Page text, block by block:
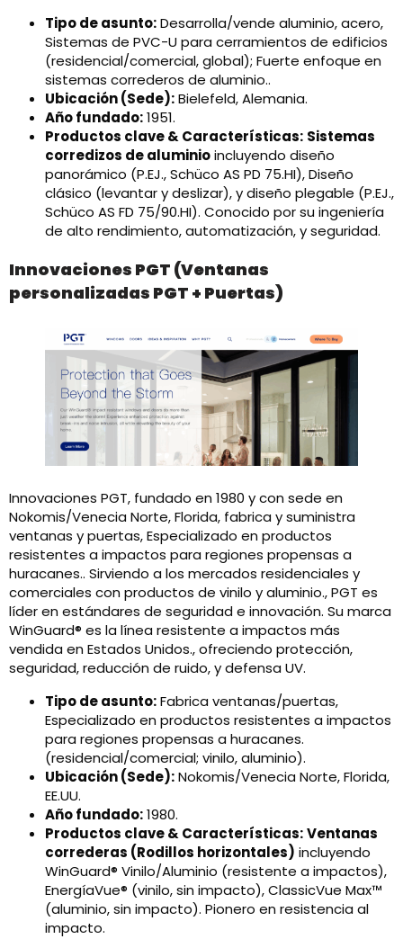
Tipo de asunto:Desarrolla/vende aluminio, acero,
Sistemas de PVC-U para cerramientos de edificios
(residencial/comercial, global); Fuerte enfoque en
sistemas correderos de aluminio..
Ubicación (Sede):Bielefeld, Alemania.
Año fundado:1951.
Productos clave & Características: Sistemas
corredizos de aluminioincluyendo diseño
panorámico (P.EJ., Schüco AS PD 75.HI), Diseño
clásico (levantar y deslizar), y diseño plegable (P.EJ.,
Schüco AS FD 75/90.HI). Conocido por su ingeniería
de alto rendimiento, automatización, y seguridad.
Innovaciones PGT (Ventanas
personalizadas PGT + Puertas)
Innovaciones PGT, fundado en 1980 y con sede en
Nokomis/Venecia Norte, Florida, fabrica y suministra
ventanas y puertas, Especializado en productos
resistentes a impactos para regiones propensas a
huracanes.. Sirviendo a los mercados residenciales y
comerciales con productos de vinilo y aluminio., PGT es
líder en estándares de seguridad e innovación. Su marca
WinGuard® es la línea resistente a impactos más
vendida en Estados Unidos., ofreciendo protección,
seguridad, reducción de ruido, y defensa UV.
Tipo de asunto:Fabrica ventanas/puertas,
Especializado en productos resistentes a impactos
para regiones propensas a huracanes.
(residencial/comercial; vinilo, aluminio).
Ubicación (Sede):Nokomis/Venecia Norte, Florida,
EE.UU.
Año fundado:1980.
Productos clave & Características:Ventanas
correderas (Rodillos horizontales) incluyendo
WinGuard® Vinilo/Aluminio (resistente a impactos),
EnergíaVue® (vinilo, sin impacto), ClassicVue Max™
(aluminio, sin impacto). Pionero en resistencia al
impacto.